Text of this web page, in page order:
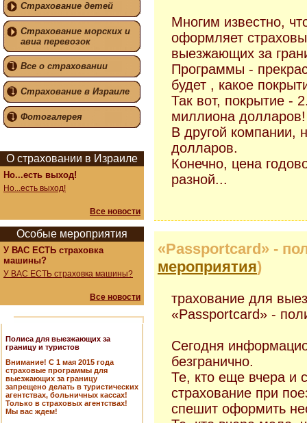
Страхование детей
Страхование морских и
авиа перевозок
Все о страховании
Страхование в Израиле
Фотогалерея
О страховании в Израиле
Но...есть выход!
Но...есть выход!
Все новости
Особые мероприятия
У ВАС ЕСТЬ страховка
машины?
У ВАС ЕСТЬ страховка машины?
Все новости
Полиса для выезжающих за
границу и туристов
Внимание! С 1 мая 2015 года
страховые программы для
выезжающих за границу
запрещено делать в туристических
агентствах, больничных кассах!
Только в страховых агентствах!
Мы вас ждем!
Многим известно,
оформляет
выезжающих за
Программы -
будет , какое
Так вот, покрытие -
миллиона долларов!
В другой компании,
долларов.
Конечно, цена
разной...
«Passportcard» -
мероприятия)
трахование для
«Passportcard» -
Сегодня
безгранично.
Те, кто еще вчера и
страхование при
спешит оформить